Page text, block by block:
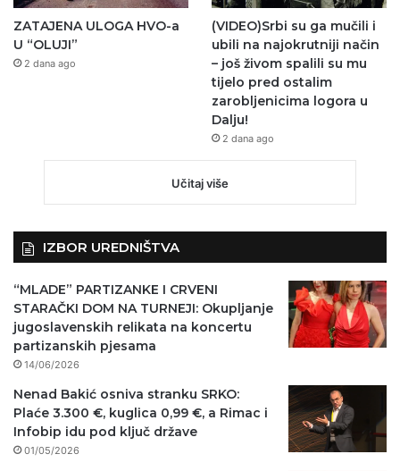
ZATAJENA ULOGA HVO-a
U “OLUJI”
2 dana ago
(VIDEO)Srbi su ga mučili i
ubili na najokrutniji način
– još živom spalili su mu
tijelo pred ostalim
zarobljenicima logora u
Dalju!
2 dana ago
Učitaj više
IZBOR UREDNIŠTVA
“MLADE” PARTIZANKE I CRVENI
STARAČKI DOM NA TURNEJI: Okupljanje
jugoslavenskih relikata na koncertu
partizanskih pjesama
14/06/2026
Nenad Bakić osniva stranku SRKO:
Plaće 3.300 €, kuglica 0,99 €, a Rimac i
Infobip idu pod ključ države
01/05/2026